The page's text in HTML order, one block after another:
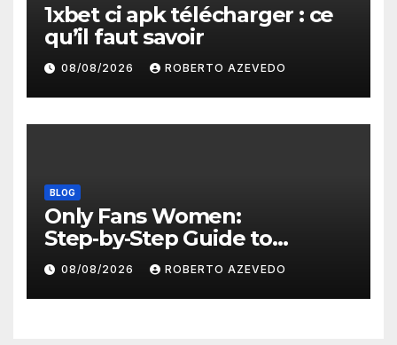
1xbet ci apk télécharger : ce
qu’il faut savoir
08/08/2026 ROBERTO AZEVEDO
BLOG
Only Fans Women:
Step‑by‑Step Guide to
Secure, Private Access and
Premium Experience
08/08/2026 ROBERTO AZEVEDO